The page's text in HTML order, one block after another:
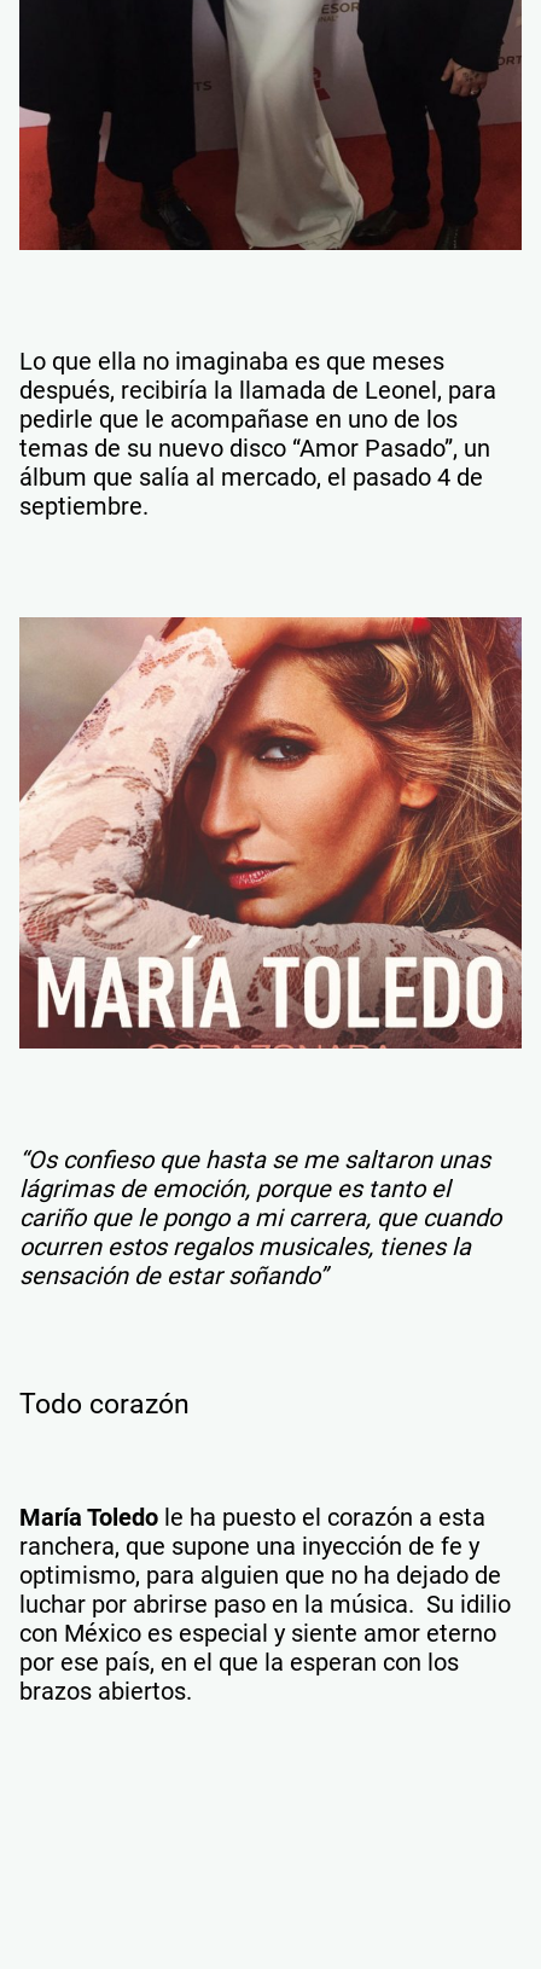
Lo que ella no imaginaba es que meses
después, recibiría la llamada de Leonel, para
pedirle que le acompañase en uno de los
temas de su nuevo disco “Amor Pasado”, un
álbum que salía al mercado, el pasado 4 de
septiembre.
“Os confieso que hasta se me saltaron unas
lágrimas de emoción, porque es tanto el
cariño que le pongo a mi carrera, que cuando
ocurren estos regalos musicales, tienes la
sensación de estar soñando”
Todo corazón
María Toledo le ha puesto el corazón a esta
ranchera, que supone una inyección de fe y
optimismo, para alguien que no ha dejado de
luchar por abrirse paso en la música. Su idilio
con México es especial y siente amor eterno
por ese país, en el que la esperan con los
brazos abiertos.